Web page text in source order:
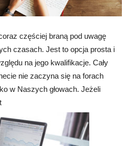
częściej braną pod uwagę
czasach. Jest to opcja prosta i
na jego kwalifikacje. Cały
nie zaczyna się na forach
w Naszych głowach. Jeżeli